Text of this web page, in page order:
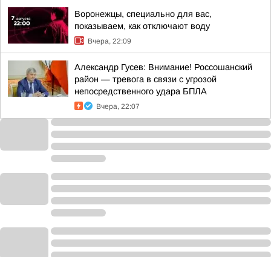
Воронежцы, специально для вас,
показываем, как отключают воду
Вчера, 22:09
Александр Гусев: Внимание! Россошанский
район — тревога в связи с угрозой
непосредственного удара БПЛА
Вчера, 22:07